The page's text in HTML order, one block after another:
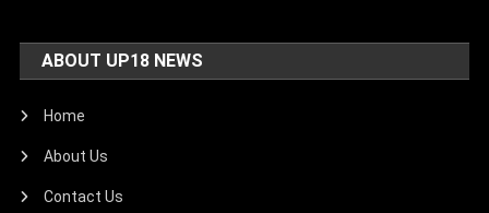
ABOUT UP18 NEWS
Home
About Us
Contact Us